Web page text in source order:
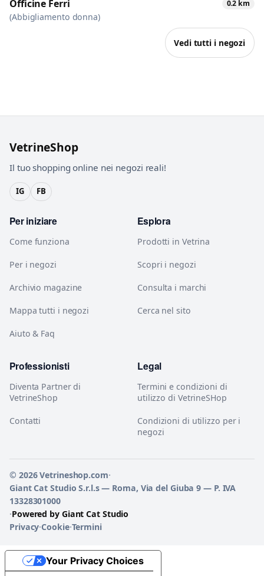
Officine Ferri 0.2 km
(Abbigliamento donna)
Vedi tutti i negozi
VetrineShop
Il tuo shopping online nei negozi reali!
IG FB
Per iniziare
Come funziona
Per i negozi
Archivio magazine
Mappa tutti i negozi
Aiuto & Faq
Esplora
Prodotti in Vetrina
Scopri i negozi
Consulta i marchi
Cerca nel sito
Professionisti
Diventa Partner di
VetrineShop
Contatti
Legal
Termini e condizioni di
utilizzo di VetrineSHop
Condizioni di utilizzo per i
negozi
© 2026 Vetrineshop.com·
Giant Cat Studio S.r.l.s — Roma, Via del Giuba 9 — P. IVA
13328301000
·Powered by Giant Cat Studio
Privacy·Cookie·Termini
Your Privacy Choices